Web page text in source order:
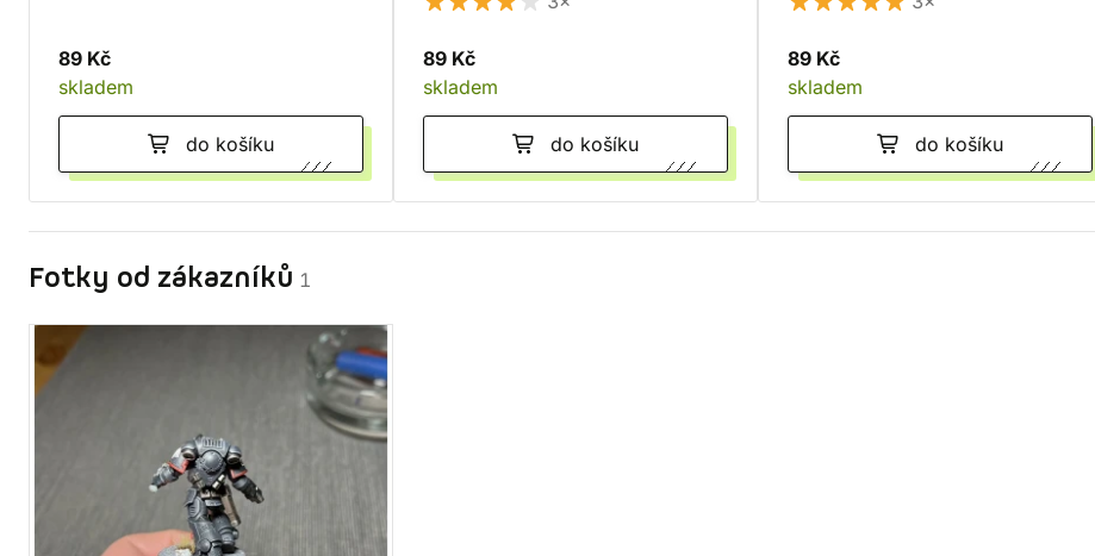
89 Kč
skladem
do košíku
89 Kč
skladem
do košíku
89 Kč
skladem
do košíku
Fotky od zákazníků 1